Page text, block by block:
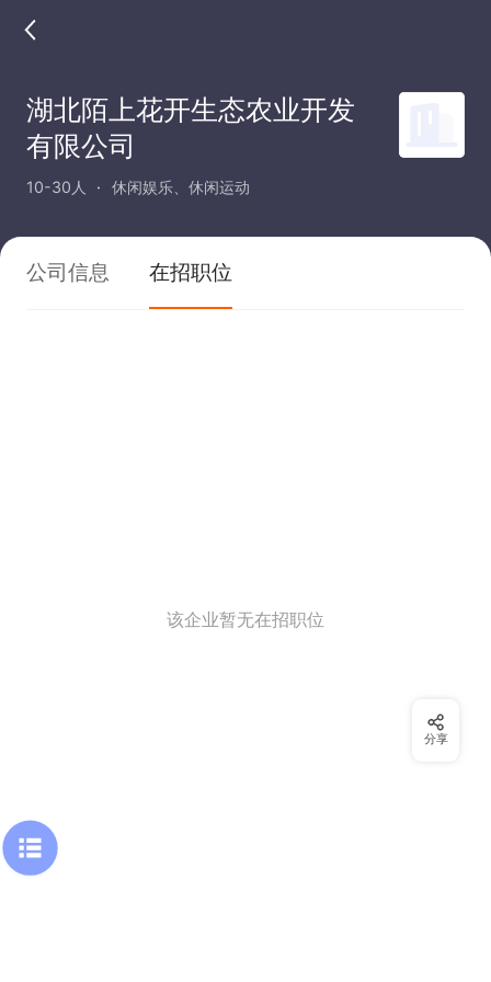
湖北陌上花开生态农业开发
有限公司
10-30人 休闲娱乐、休闲运动
公司信息 在招职位
该企业暂无在招职位
分享